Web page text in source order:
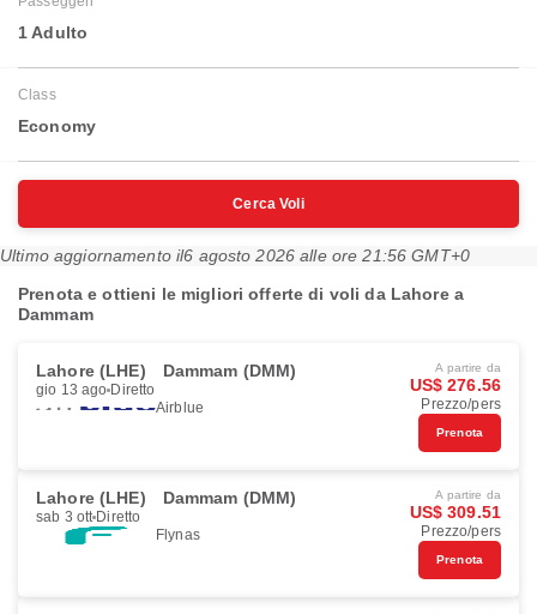
1 Adulto
Class
Economy
Cerca Voli
Ultimo aggiornamento il6 agosto 2026 alle ore 21:56 GMT+0
Prenota e ottieni le migliori offerte di voli da Lahore a
Dammam
Lahore (LHE) Dammam (DMM)
gio 13 ago Diretto
Airblue
A partire da
US$ 276.56
Prezzo/pers
Prenota
Lahore (LHE) Dammam (DMM)
sab 3 ott Diretto
Flynas
A partire da
US$ 309.51
Prezzo/pers
Prenota